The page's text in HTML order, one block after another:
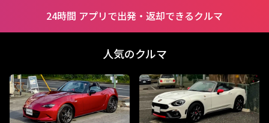
24時間 アプリで出発・返却できるクルマ
人気のクルマ